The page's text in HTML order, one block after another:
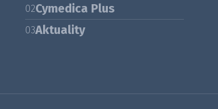
02Cymedica Plus
03Aktuality